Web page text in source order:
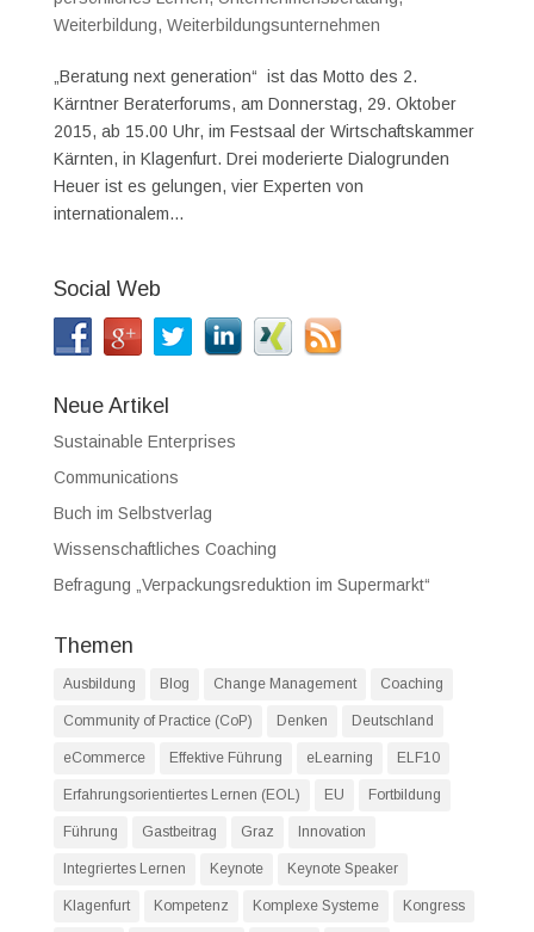
Weiterbildung, Weiterbildungsunternehmen
„Beratung next generation“ ist das Motto des 2.
Kärntner Beraterforums, am Donnerstag, 29. Oktober
2015, ab 15.00 Uhr, im Festsaal der Wirtschaftskammer
Kärnten, in Klagenfurt. Drei moderierte Dialogrunden
Heuer ist es gelungen, vier Experten von
internationalem...
Social Web
Neue Artikel
Sustainable Enterprises
Communications
Buch im Selbstverlag
Wissenschaftliches Coaching
Befragung „Verpackungsreduktion im Supermarkt“
Themen
Ausbildung Blog Change Management Coaching
Community of Practice (CoP) Denken Deutschland
eCommerce Effektive Führung eLearning ELF10
Erfahrungsorientiertes Lernen (EOL) EU Fortbildung
Führung Gastbeitrag Graz Innovation
Integriertes Lernen Keynote Keynote Speaker
Klagenfurt Kompetenz Komplexe Systeme Kongress